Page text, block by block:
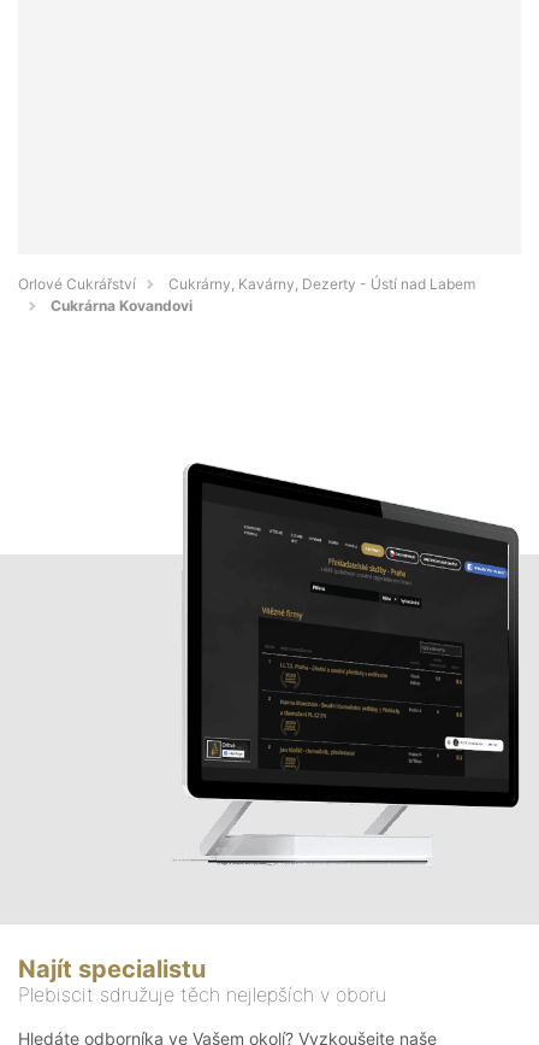
Orlové Cukrářství
Cukrárny, Kavárny, Dezerty - Ústí nad Labem
Cukrárna Kovandovi
Najít specialistu
Plebiscit sdružuje těch nejlepších v oboru
Hledáte odborníka ve Vašem okolí? Vyzkoušejte naše